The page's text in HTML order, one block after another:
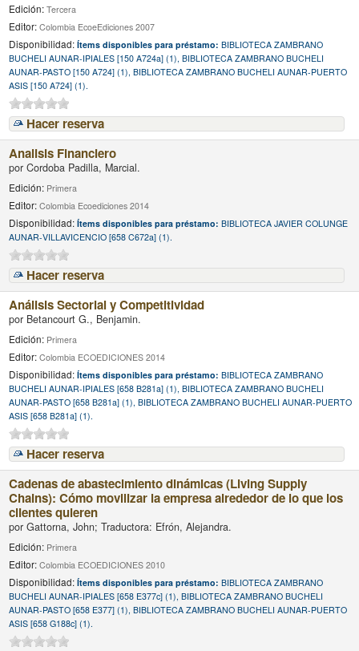
Edición:Tercera
Editor:Colombia EcoeEdiciones 2007
Disponibilidad:Ítems disponibles para préstamo:BIBLIOTECA ZAMBRANO
BUCHELI AUNAR-IPIALES [150 A724a] (1), BIBLIOTECA ZAMBRANO BUCHELI
AUNAR-PASTO [150 A724] (1), BIBLIOTECA ZAMBRANO BUCHELI AUNAR-PUERTO
ASIS [150 A724] (1).
Hacer reserva
Analisis Financiero
porCordoba Padilla, Marcial.
Edición: Primera
Editor:Colombia Ecoediciones 2014
Disponibilidad:Ítems disponibles para préstamo:BIBLIOTECA JAVIER COLUNGE
AUNAR-VILLAVICENCIO [658 C672a] (1).
Hacer reserva
Análisis Sectorial y Competitividad
por Betancourt G., Benjamin.
Edición: Primera
Editor:Colombia ECOEDICIONES 2014
Disponibilidad:Ítems disponibles para préstamo:BIBLIOTECA ZAMBRANO
BUCHELI AUNAR-IPIALES [658 B281a] (1), BIBLIOTECA ZAMBRANO BUCHELI
AUNAR-PASTO [658 B281a] (1), BIBLIOTECA ZAMBRANO BUCHELI AUNAR-PUERTO
ASIS [658 B281a] (1).
Hacer reserva
Cadenas de abastecimiento dinámicas (Living Supply
Chains): Cómo movilizar la empresa alrededor de lo que los
clientes quieren
porGattorna, John; Traductora: Efrón, Alejandra.
Edición: Primera
Editor:Colombia ECOEDICIONES 2010
Disponibilidad:Ítems disponibles para préstamo:BIBLIOTECA ZAMBRANO
BUCHELI AUNAR-IPIALES [658 E377c] (1), BIBLIOTECA ZAMBRANO BUCHELI
AUNAR-PASTO [658 E377] (1), BIBLIOTECA ZAMBRANO BUCHELI AUNAR-PUERTO
ASIS [658 G188c] (1).